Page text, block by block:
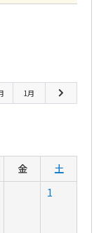
1月
金
土
1